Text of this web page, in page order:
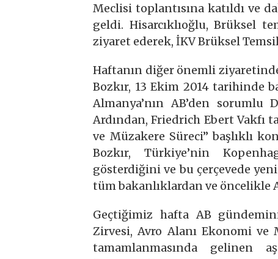
Meclisi toplantısına katıldı ve
geldi. Hisarcıklıoğlu, Brüksel
ziyaret ederek, İKV Brüksel
Haftanın diğer önemli
Bozkır, 13 Ekim 2014 tarihinde
Almanya’nın AB’den
Ardından, Friedrich Ebert
ve Müzakere Süreci” başlıklı
Bozkır, Türkiye’nin
gösterdiğini ve bu çerçevede
tüm bakanlıklardan ve öncelikle
Geçtiğimiz hafta AB
Zirvesi, Avro Alanı Ekonomi ve
tamamlanmasında gelinen